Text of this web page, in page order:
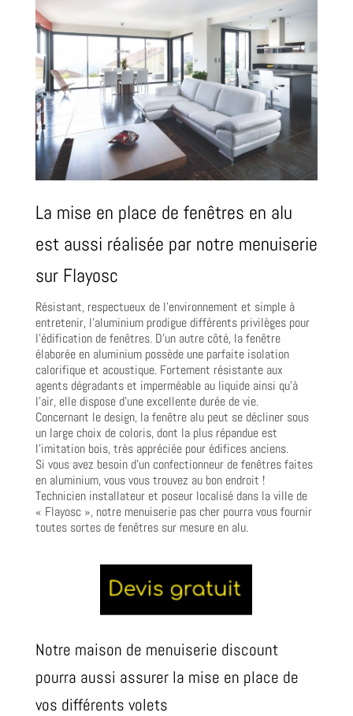
La mise en place de fenêtres en alu
est aussi réalisée par notre menuiserie
sur Flayosc
Résistant, respectueux de l’environnement et simple à
entretenir, l’aluminium prodigue différents privilèges pour
l’édification de fenêtres. D’un autre côté, la fenêtre
élaborée en aluminium possède une parfaite isolation
calorifique et acoustique. Fortement résistante aux
agents dégradants et imperméable au liquide ainsi qu’à
l’air, elle dispose d’une excellente durée de vie.
Concernant le design, la fenêtre alu peut se décliner sous
un large choix de coloris, dont la plus répandue est
l’imitation bois, très appréciée pour édifices anciens.
Si vous avez besoin d’un confectionneur de fenêtres faites
en aluminium, vous vous trouvez au bon endroit !
Technicien installateur et poseur localisé dans la ville de
« Flayosc », notre menuiserie pas cher pourra vous fournir
toutes sortes de fenêtres sur mesure en alu.
Notre maison de menuiserie discount
pourra aussi assurer la mise en place de
vos différents volets